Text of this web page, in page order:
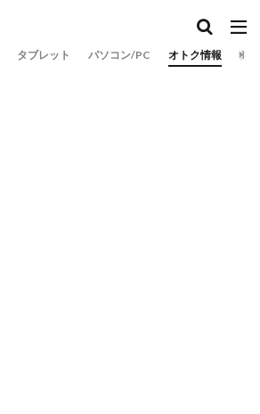
タブレット パソコン/PC オトク情報 旅